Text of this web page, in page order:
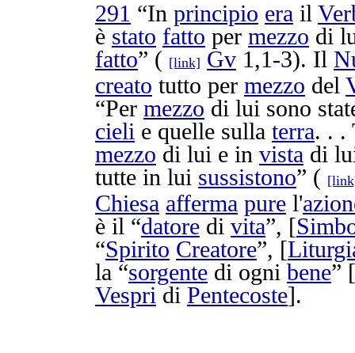
291 “In principio era il
è stato fatto per mezzo di
fatto” ( [link] Gv 1,1-3). Il
creato tutto per mezzo del
“Per mezzo di lui sono
cieli e quelle sulla terra. . .
mezzo di lui e in vista di
tutte in lui sussistono” (
Chiesa afferma pure l'
è il “datore di vita”, [
“Spirito Creatore”, [
la “sorgente di ogni bene” [
Vespri di Pentecoste].